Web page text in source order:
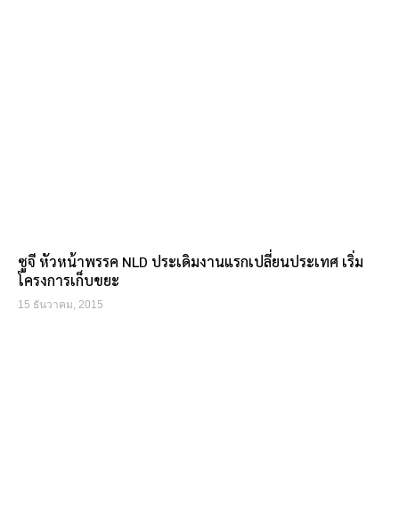
ซูจี หัวหน้าพรรค NLD ประเดิมงานแรกเปลี่ยนประเทศ เริ่ม
โครงการเก็บขยะ
15 ธันวาคม, 2015